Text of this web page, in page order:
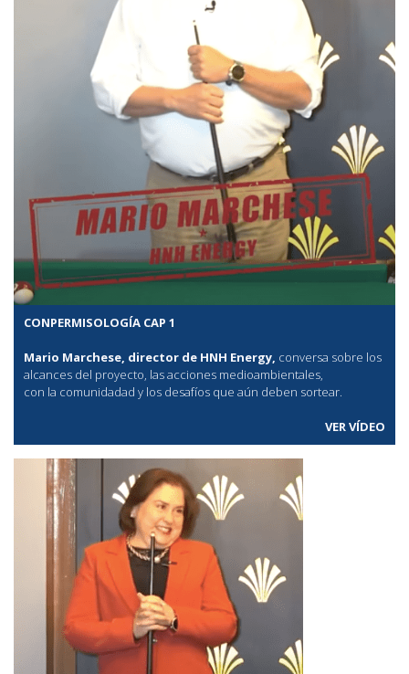
CONPERMISOLOGÍA CAP 1
Mario Marchese, director de HNH Energy, conversa sobre los
alcances del proyecto, las acciones medioambientales,
con la comunidadad y los desafíos que aún deben sortear.
VER VÍDEO